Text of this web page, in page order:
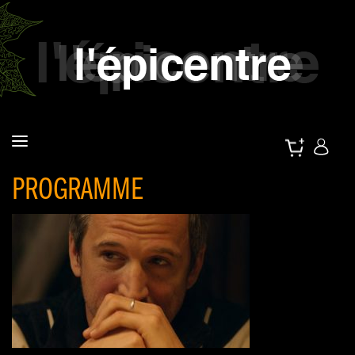
PROGRAMME